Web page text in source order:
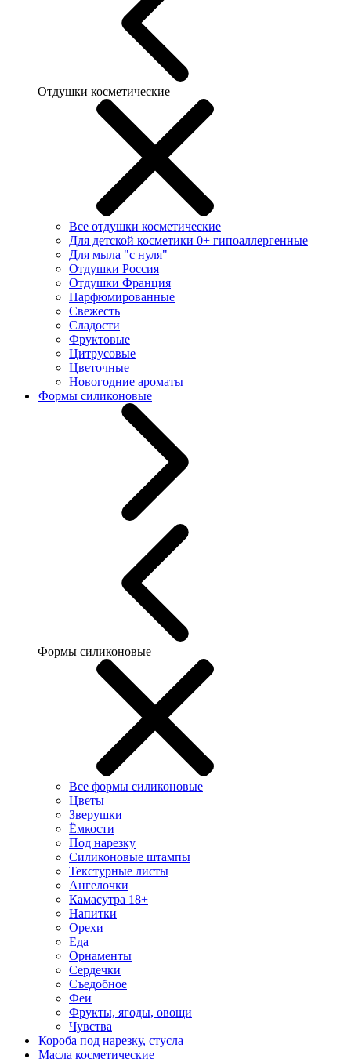
Отдушки косметические
Все отдушки косметические
Для детской косметики 0+ гипоаллергенные
Для мыла "с нуля"
Отдушки Россия
Отдушки Франция
Парфюмированные
Свежесть
Сладости
Фруктовые
Цитрусовые
Цветочные
Новогодние ароматы
Формы силиконовые
Формы силиконовые
Все формы силиконовые
Цветы
Зверушки
Ёмкости
Под нарезку
Силиконовые штампы
Текстурные листы
Ангелочки
Камасутра 18+
Напитки
Орехи
Еда
Орнаменты
Сердечки
Съедобное
Феи
Фрукты, ягоды, овощи
Чувства
Короба под нарезку, стусла
Масла косметические